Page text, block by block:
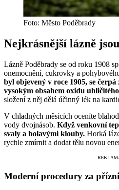
Foto: Město Poděbrady
Nejkrásnější lázně
Lázně Poděbrady se od roku 1908
onemocnění, cukrovky a
byl objevený v roce 1905, se
vysokým obsahem oxidu
složení z něj dělá účinný lék na
V chladných měsících oceníte
vody dvojnásob. Když venkovní
svaly a bolavými klouby. Horká
rychle zmírnit a dodat tělu novou
Moderní procedury za